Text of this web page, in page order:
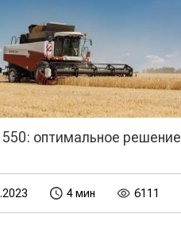
550: оптимальное решение
4 мин 6111